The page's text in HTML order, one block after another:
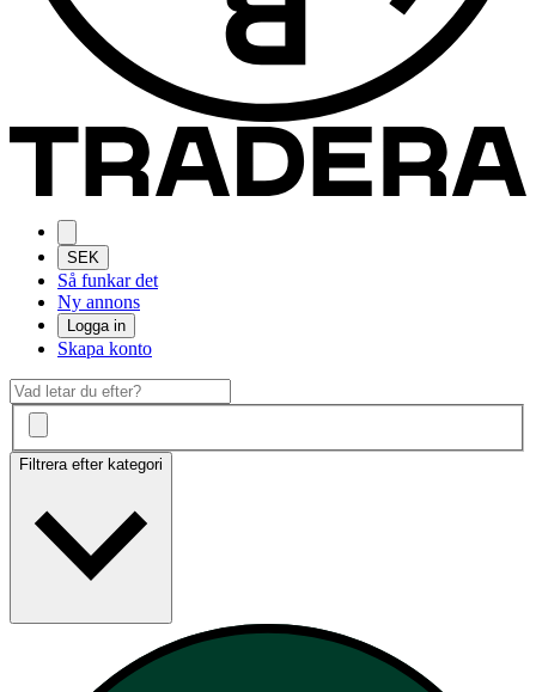
SEK
Så funkar det
Ny annons
Logga in
Skapa konto
Filtrera efter kategori